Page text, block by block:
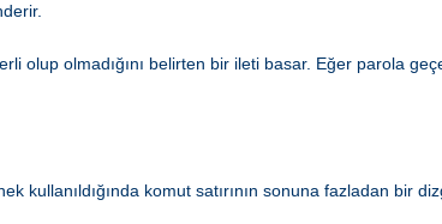
olup olmadığını belirten bir ileti basar. Eğer parola
kullanıldığında komut satırının sonuna fazladan bir